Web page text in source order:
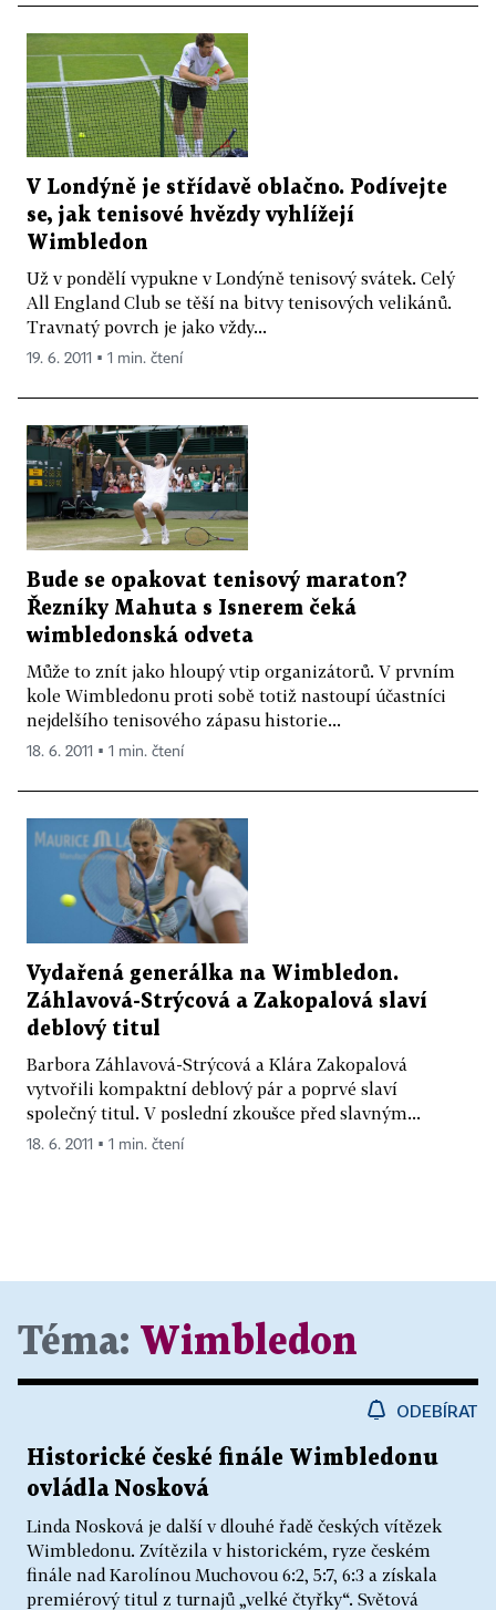
V Londýně je střídavě oblačno. Podívejte
se, jak tenisové hvězdy vyhlížejí
Wimbledon
Už v pondělí vypukne v Londýně tenisový svátek. Celý
All England Club se těší na bitvy tenisových velikánů.
Travnatý povrch je jako vždy...
19. 6. 2011 ▪ 1 min. čtení
Bude se opakovat tenisový maraton?
Řezníky Mahuta s Isnerem čeká
wimbledonská odveta
Může to znít jako hloupý vtip organizátorů. V prvním
kole Wimbledonu proti sobě totiž nastoupí účastníci
nejdelšího tenisového zápasu historie...
18. 6. 2011 ▪ 1 min. čtení
Vydařená generálka na Wimbledon.
Záhlavová-Strýcová a Zakopalová slaví
deblový titul
Barbora Záhlavová-Strýcová a Klára Zakopalová
vytvořili kompaktní deblový pár a poprvé slaví
společný titul. V poslední zkoušce před slavným...
18. 6. 2011 ▪ 1 min. čtení
Téma: Wimbledon
ODEBÍRAT
Historické české finále Wimbledonu
ovládla Nosková
Linda Nosková je další v dlouhé řadě českých vítězek
Wimbledonu. Zvítězila v historickém, ryze českém
finále nad Karolínou Muchovou 6:2, 5:7, 6:3 a získala
premiérový titul z turnajů „velké čtyřky“. Světová